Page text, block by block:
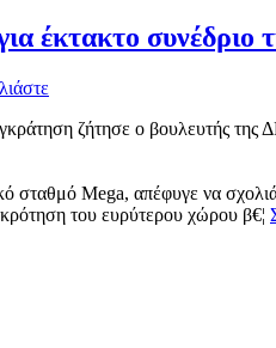
έκτακτο
ζήτησε ο βουλευτής
σταθμό Mega, απέφυγε να
του ευρύτερου χώρου β€¦